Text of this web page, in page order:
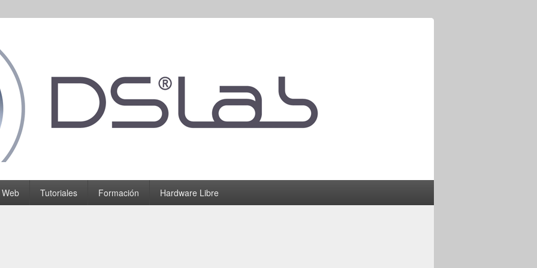
Tutoriales Formación Hardware Libre